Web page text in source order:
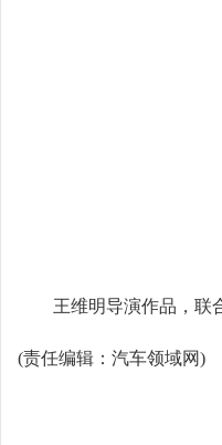
王维明导演作品，联
(责任编辑：汽车领域网)